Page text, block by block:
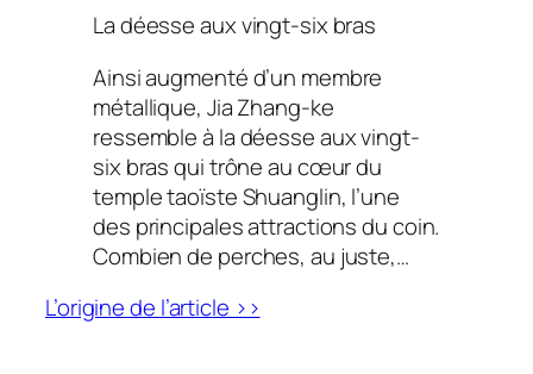
La déesse aux vingt-six bras
Ainsi augmenté d’un membre
métallique, Jia Zhang-ke
ressemble à la déesse aux vingt-
six bras qui trône au cœur du
temple taoïste Shuanglin, l’une
des principales attractions du coin.
Combien de perches, au juste,…
L’origine de l’article >>